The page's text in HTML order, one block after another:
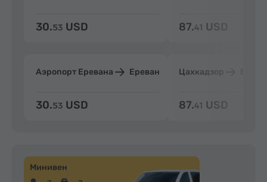
30.53 USD
Аэропорт Еревана Ереван
30.53 USD
87.41 USD
Цахкадзор
87.41 USD
Минивен